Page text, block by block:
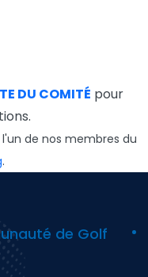
DU COMITÉ pour
de nos membres du
.
de Golf